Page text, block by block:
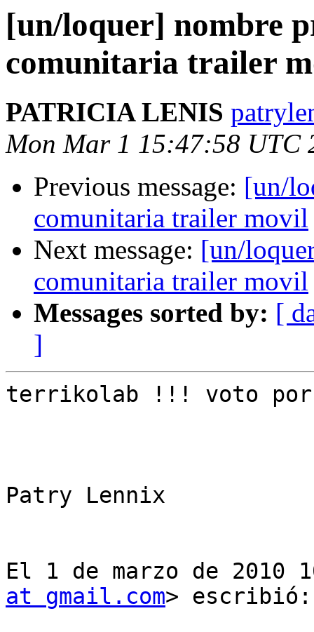
[un/loquer] nombre
comunitaria trailer
PATRICIA LENIS
Mon Mar 1 15:47:58 UTC
Previous message: [un/
comunitaria trailer movil
Next message: [un/
comunitaria trailer movil
Messages sorted by: [
]
terrikolab !!! voto por
Patry Lennix
El 1 de marzo de
at gmail.com> escribió: